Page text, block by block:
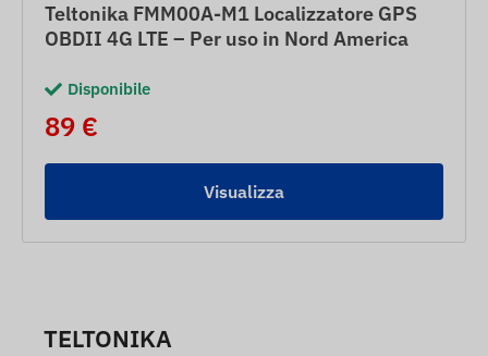
Teltonika FMM00A-M1 Localizzatore GPS
OBDII 4G LTE – Per uso in Nord America
Disponibile
89 €
Visualizza
TELTONIKA